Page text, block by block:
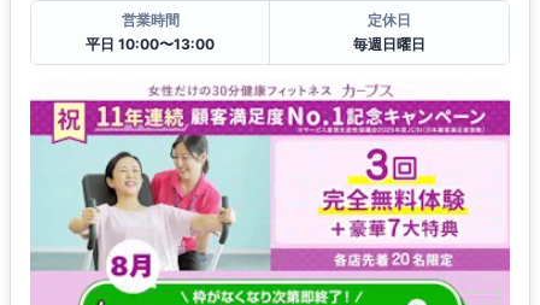
営業時間
平日 10:00〜13:00
定休日
毎週日曜日